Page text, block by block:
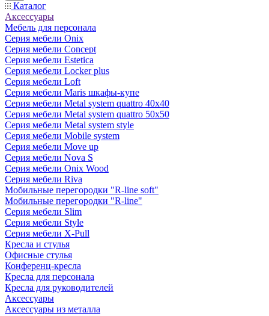
Каталог
Аксессуары
Мебель для персонала
Серия мебели Onix
Серия мебели Concept
Серия мебели Estetica
Серия мебели Locker plus
Серия мебели Loft
Серия мебели Maris шкафы-купе
Серия мебели Metal system quattro 40x40
Серия мебели Metal system quattro 50x50
Серия мебели Metal system style
Серия мебели Mobile system
Серия мебели Move up
Серия мебели Nova S
Серия мебели Onix Wood
Серия мебели Riva
Мобильные перегородки "R-line soft"
Мобильные перегородки "R-line"
Серия мебели Slim
Серия мебели Style
Серия мебели X-Pull
Кресла и стулья
Офисные стулья
Конференц-кресла
Кресла для персонала
Кресла для руководителей
Аксессуары
Аксессуары из металла